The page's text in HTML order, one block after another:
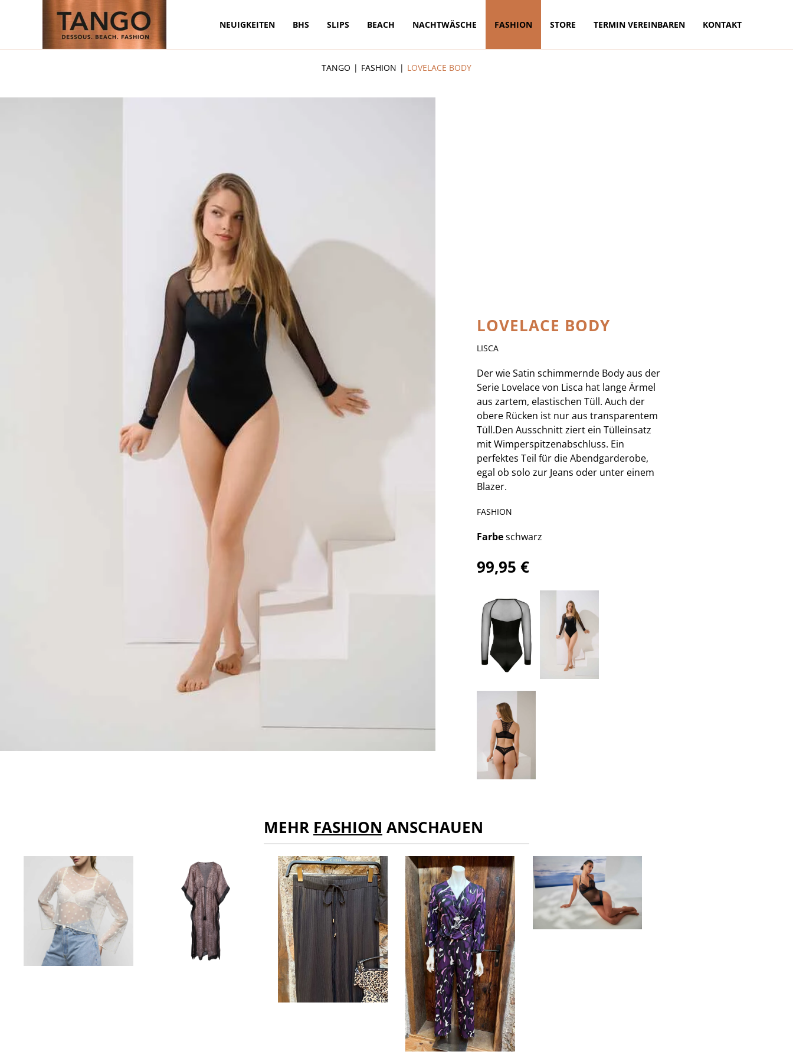
Zum Hauptinhalt springen
NEUIGKEITEN BHS SLIPS BEACH NACHTWÄSCHE FASHION STORE TERMIN VEREINBAREN KONTAKT
TANGO FASHION LOVELACE BODY
LOVELACE BODY
LISCA
Der wie Satin schimmernde Body aus der
Serie Lovelace von Lisca hat lange Ärmel
aus zartem, elastischen Tüll. Auch der
obere Rücken ist nur aus transparentem
Tüll.Den Ausschnitt ziert ein Tülleinsatz
mit Wimperspitzenabschluss. Ein
perfektes Teil für die Abendgarderobe,
egal ob solo zur Jeans oder unter einem
Blazer.
FASHION
Farbeschwarz
99,95 €
MEHR FASHION ANSCHAUEN